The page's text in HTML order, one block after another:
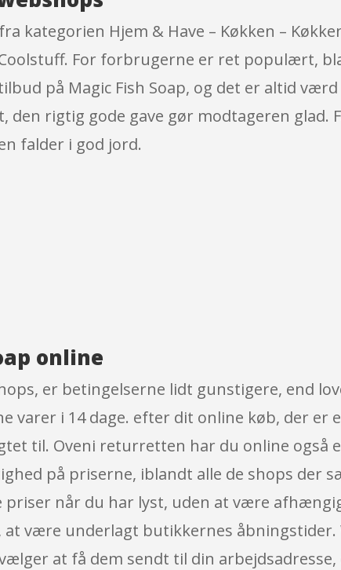
kategorien Hjem & Have – Køkken –
For forbrugerne er ret populært,
på Magic Fish Soap, og det er altid
rigtig gode gave gør modtageren glad.
falder i god jord.
online
er betingelserne lidt gunstigere, end
varer i 14 dage. efter dit online køb, der er
til. Oveni returretten har du online også
på priserne, iblandt alle de shops der
priser når du har lyst, uden at være
være underlagt butikkernes åbningstider.
at få dem sendt til din arbejdsadresse,